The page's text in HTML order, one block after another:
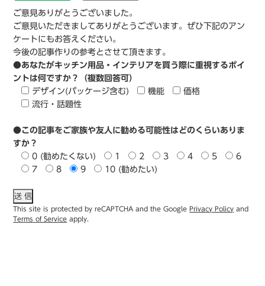
ご意見ありがとうございました。
ご意見いただきましてありがとうございます。ぜひ下記のアン
ケートにもお答えください。
今後の記事作りの参考とさせて頂きます。
●あなたがキッチン用品・インテリアを買う際に重視するポイ
ントは何ですか？（複数回答可）
デザイン(パッケージ含む)
機能
価格
流行・話題性
●この記事をご家族や友人に勧める可能性はどのくらいありま
すか？
0 (勧めたくない)
1 2 3 4 5
6
7
8 9 10 (勧めたい)
This site is protected by reCAPTCHA and the Google Privacy Policy and
Terms of Service apply.